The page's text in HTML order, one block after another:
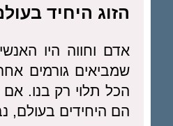
הזוג היחיד
אדם וחווה היו
שמביאים גורמים
הכל תלוי רק בנו. אם
הם היחידים בעולם,